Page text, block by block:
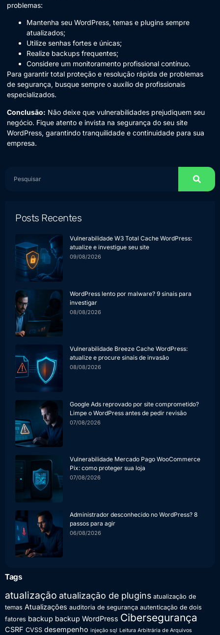
problemas:
Mantenha seu WordPress, temas e plugins sempre
atualizados;
Utilize senhas fortes e únicas;
Realize backups frequentes;
Considere um monitoramento profissional contínuo.
Para garantir total proteção e resolução rápida de problemas
de segurança, busque sempre o auxílio de profissionais
especializados.
Conclusão: Não deixe que vulnerabilidades prejudiquem seu
negócio. Fique atento e invista na segurança do seu site
WordPress, garantindo tranquilidade e continuidade para sua
empresa.
Posts Recentes
Vulnerabilidade W3 Total Cache WordPress:
atualize e investigue seu site
09/08/2026
WordPress lento por malware? 9 sinais para
investigar
08/08/2026
Vulnerabilidade Breeze Cache WordPress:
atualize e procure sinais de invasão
08/08/2026
Google Ads reprovado por site comprometido?
Limpe o WordPress antes de pedir revisão
07/08/2026
Vulnerabilidade Mercado Pago WooCommerce
Pix: como proteger sua loja
07/08/2026
Administrador desconhecido no WordPress? 8
passos para agir
06/08/2026
Tags
atualização atualização de plugins atualização de
temas Atualizações auditoria de segurança autenticação de dois
fatores backup backup WordPress Cibersegurança
CSRF CVSS desempenho injeção sql Leitura Arbitrária de Arquivos